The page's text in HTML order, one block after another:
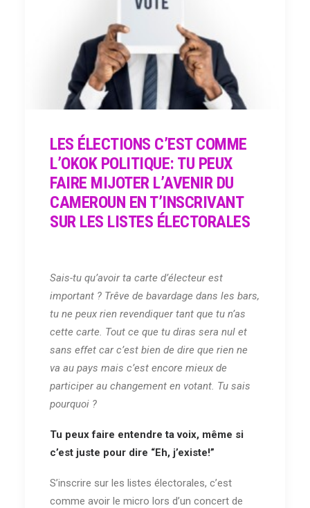
LES ÉLECTIONS C’EST COMME
L’OKOK POLITIQUE: TU PEUX
FAIRE MIJOTER L’AVENIR DU
CAMEROUN EN T’INSCRIVANT
SUR LES LISTES ÉLECTORALES
Sais-tu qu’avoir ta carte d’électeur est
important ? Trêve de bavardage dans les bars,
tu ne peux rien revendiquer tant que tu n’as
cette carte. Tout ce que tu diras sera nul et
sans effet car c’est bien de dire que rien ne
va au pays mais c’est encore mieux de
participer au changement en votant. Tu sais
pourquoi ?
Tu peux faire entendre ta voix, même si
c’est juste pour dire “Eh, j’existe!”
S’inscrire sur les listes électorales, c’est
comme avoir le micro lors d’un concert de